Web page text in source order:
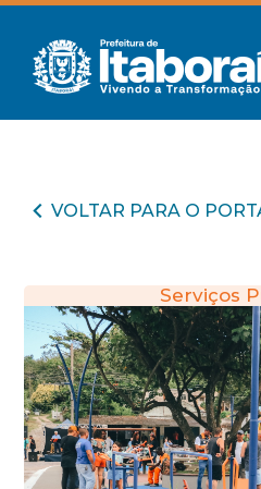
VOLTAR PARA O
Serviços